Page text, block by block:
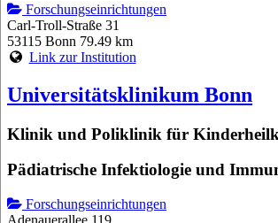
Forschungseinrichtungen
Carl-Troll-Straße 31
53115 Bonn 79.49 km
Link zur Institution
Universitätsklinikum Bonn
Klinik und Poliklinik für
Pädiatrische Infektiologie und
Forschungseinrichtungen
Adenauerallee 119